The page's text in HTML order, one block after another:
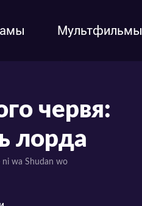
Мультфильмы
червя:
лорда
ni wa Shudan wo